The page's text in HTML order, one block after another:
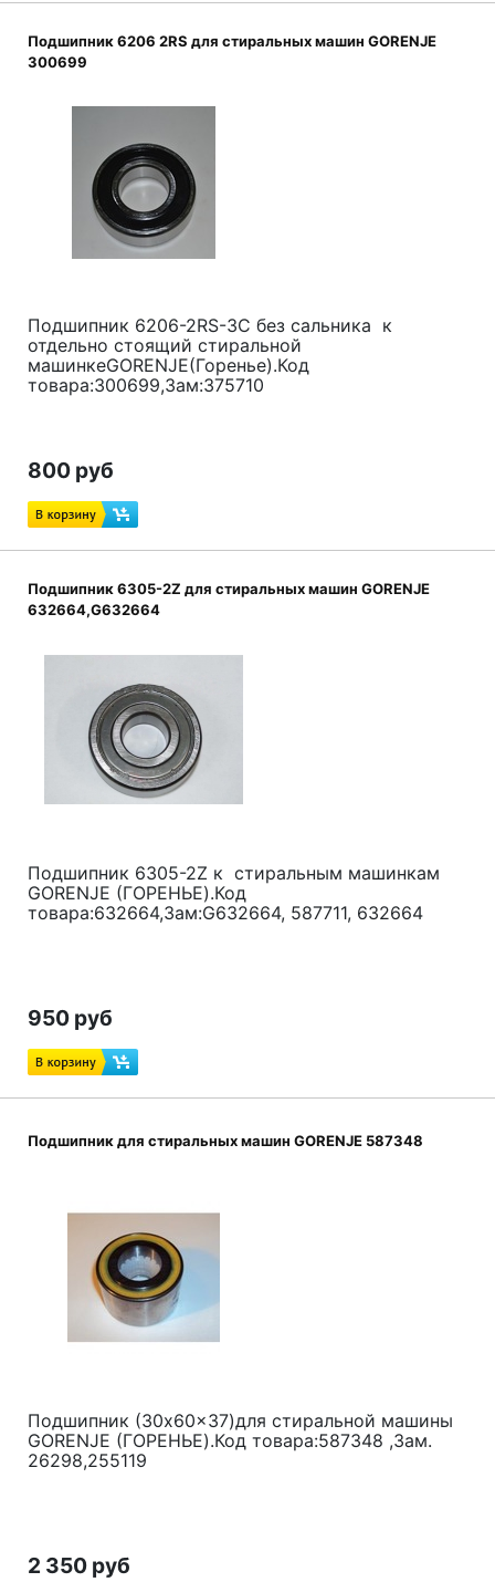
Подшипник 6206 2RS для стиральных машин GORENJE
300699
Подшипник 6206-2RS-3C без сальника к
отдельно стоящий стиральной
машинкеGORENJE(Горенье).Код
товара:300699,Зам:375710
800 руб
Подшипник 6305-2Z для стиральных машин GORENJE
632664,G632664
Подшипник 6305-2Z к стиральным машинкам
GORENJE (ГОРЕНЬЕ).Код
товара:632664,Зам:G632664, 587711, 632664
950 руб
Подшипник для стиральных машин GORENJE 587348
Подшипник (30x60x37)для стиральной машины
GORENJE (ГОРЕНЬЕ).Код товара:587348 ,Зам.
26298,255119
2 350 руб